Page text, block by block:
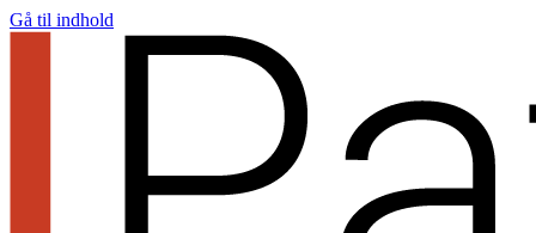
Gå til indhold